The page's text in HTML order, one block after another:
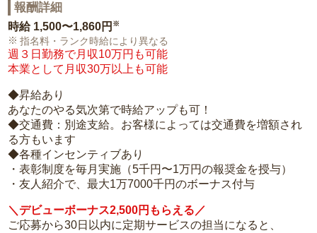
報酬詳細
時給 1,500〜1,860円 ※
指名料・ランク時給により異なる
週３日勤務で月収10万円も可能
本業として月収30万以上も可能
◆昇給あり
あなたのやる気次第で時給アップも可！
◆交通費：別途支給。お客様によっては交通費を増額され
る方もいます
◆各種インセンティブあり
・表彰制度を毎月実施（5千円〜1万円の報奨金を授与）
・友人紹介で、最大1万7000千円のボーナス付与
＼デビューボーナス2,500円もらえる／
ご応募から30日以内に定期サービスの担当になると、